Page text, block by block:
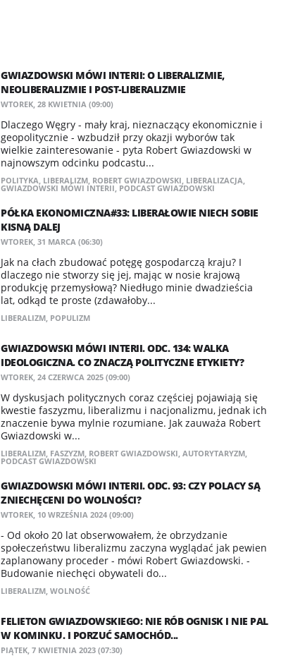
GWIAZDOWSKI MÓWI INTERII: O LIBERALIZMIE,
NEOLIBERALIZMIE I POST-LIBERALIZMIE
WTOREK, 28 KWIETNIA (09:00)
Dlaczego Węgry - mały kraj, nieznaczący ekonomicznie i
geopolitycznie - wzbudził przy okazji wyborów tak
wielkie zainteresowanie - pyta Robert Gwiazdowski w
najnowszym odcinku podcastu...
POLITYKA, LIBERALIZM, ROBERT GWIAZDOWSKI, LIBERALIZACJA,
GWIAZDOWSKI MÓWI INTERII, PODCAST GWIAZDOWSKI
PÓŁKA EKONOMICZNA#33: LIBERAŁOWIE NIECH SOBIE
KISNĄ DALEJ
WTOREK, 31 MARCA (06:30)
Jak na cłach zbudować potęgę gospodarczą kraju? I
dlaczego nie stworzy się jej, mając w nosie krajową
produkcję przemysłową? Niedługo minie dwadzieścia
lat, odkąd te proste (zdawałoby...
LIBERALIZM, POPULIZM
GWIAZDOWSKI MÓWI INTERII. ODC. 134: WALKA
IDEOLOGICZNA. CO ZNACZĄ POLITYCZNE ETYKIETY?
WTOREK, 24 CZERWCA 2025 (09:00)
W dyskusjach politycznych coraz częściej pojawiają się
kwestie faszyzmu, liberalizmu i nacjonalizmu, jednak ich
znaczenie bywa mylnie rozumiane. Jak zauważa Robert
Gwiazdowski w...
LIBERALIZM, FASZYZM, ROBERT GWIAZDOWSKI, AUTORYTARYZM,
PODCAST GWIAZDOWSKI
GWIAZDOWSKI MÓWI INTERII. ODC. 93: CZY POLACY SĄ
ZNIECHĘCENI DO WOLNOŚCI?
WTOREK, 10 WRZEŚNIA 2024 (09:00)
- Od około 20 lat obserwowałem, że obrzydzanie
społeczeństwu liberalizmu zaczyna wyglądać jak pewien
zaplanowany proceder - mówi Robert Gwiazdowski. -
Budowanie niechęci obywateli do...
LIBERALIZM, WOLNOŚĆ
FELIETON GWIAZDOWSKIEGO: NIE RÓB OGNISK I NIE PAL
W KOMINKU. I PORZUĆ SAMOCHÓD...
PIĄTEK, 7 KWIETNIA 2023 (07:30)